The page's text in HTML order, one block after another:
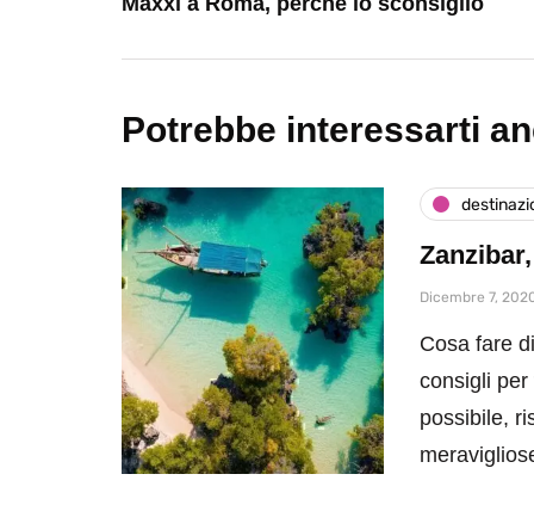
Potrebbe interessarti
Dicembre 7,
Cosa fare
consigli per
possibile,